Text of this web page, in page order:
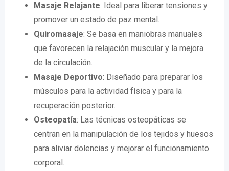
Masaje Relajante: Ideal para liberar tensiones y
promover un estado de paz mental.
Quiromasaje: Se basa en maniobras manuales
que favorecen la relajación muscular y la mejora
de la circulación.
Masaje Deportivo: Diseñado para preparar los
músculos para la actividad física y para la
recuperación posterior.
Osteopatía: Las técnicas osteopáticas se
centran en la manipulación de los tejidos y huesos
para aliviar dolencias y mejorar el funcionamiento
corporal.